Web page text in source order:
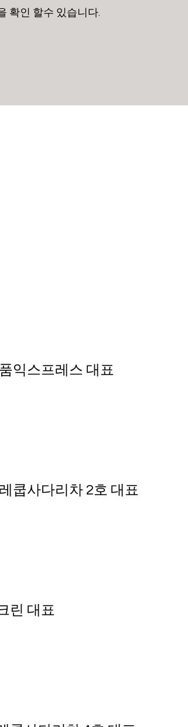
확인 할수 있습니다.
익스프레스 대표
사다리차 2호 대표
린 대표